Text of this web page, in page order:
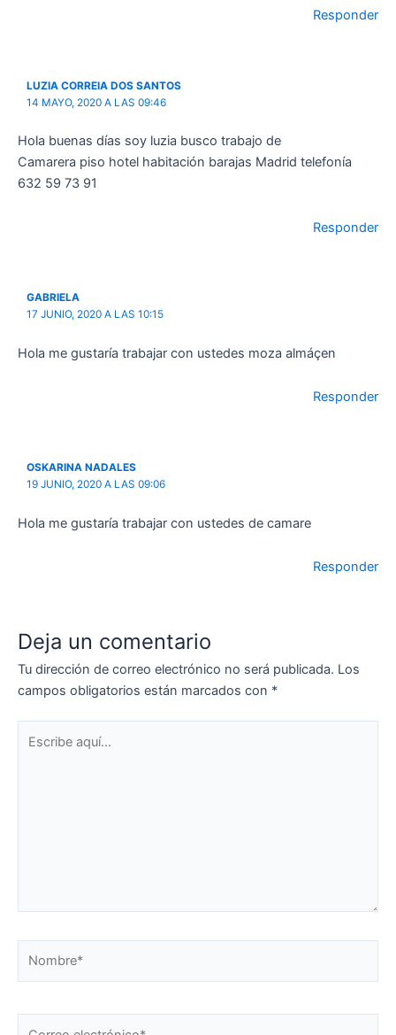
Responder
LUZIA CORREIA DOS SANTOS
14 MAYO, 2020 A LAS 09:46
Hola buenas días soy luzia busco trabajo de
Camarera piso hotel habitación barajas Madrid telefonía
632 59 73 91
Responder
GABRIELA
17 JUNIO, 2020 A LAS 10:15
Hola me gustaría trabajar con ustedes moza almáçen
Responder
OSKARINA NADALES
19 JUNIO, 2020 A LAS 09:06
Hola me gustaría trabajar con ustedes de camare
Responder
Deja un comentario
Tu dirección de correo electrónico no será publicada. Los
campos obligatorios están marcados con *
aquí...